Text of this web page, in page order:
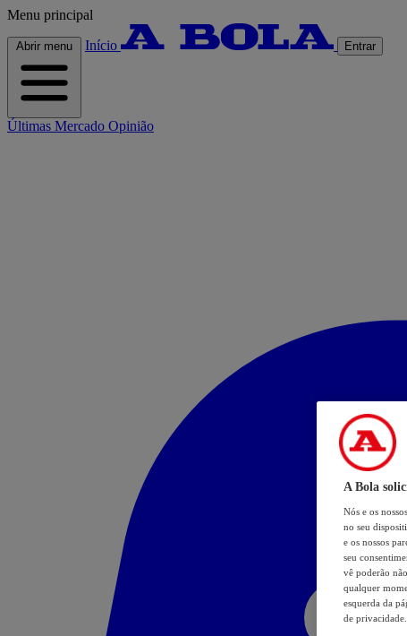
Menu principal
Abrir menu Início Entrar
Últimas Mercado Opinião
A Bola
Nós e os nossos
no seu
e os nossos
seu
vê poderão
qualquer
esquerda da
de privacidade.